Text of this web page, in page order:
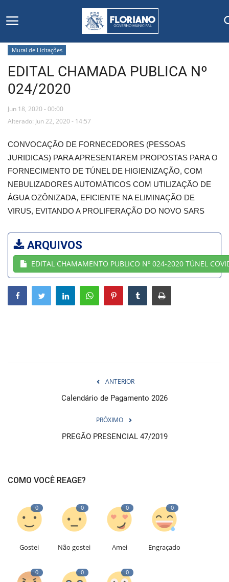
Início
Editais
Floriano
Secretarias e Órgãos
Mural de Licitações
Notícias
Webmail
Contato
Mural de Licitações
EDITAL CHAMADA PUBLICA Nº
024/2020
Jun 18, 2020 - 00:00
Alterado: Jun 22, 2020 - 14:57
CONVOCAÇÃO DE FORNECEDORES (PESSOAS
JURIDICAS) PARA APRESENTAREM PROPOSTAS PARA O
FORNECIMENTO DE TÚNEL DE HIGIENIZAÇÃO, COM
NEBULIZADORES AUTOMÁTICOS COM UTILIZAÇÃO DE
ÁGUA OZÔNIZADA, EFICIENTE NA ELIMINAÇÃO DE
VIRUS, EVITANDO A PROLIFERAÇÃO DO NOVO SARS
ARQUIVOS
EDITAL CHAMAMENTO PUBLICO Nº 024-2020 TÚNEL
ANTERIOR
Calendário de Pagamento 2026
PRÓXIMO
PREGÃO PRESENCIAL 47/2019
COMO VOCÊ REAGE?
0
Gostei
0
Não gostei
0
Amei
0
Engraçado
0 0 0